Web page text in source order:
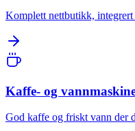
Komplett nettbutikk, integrert
Kaffe- og
God kaffe og friskt vann der